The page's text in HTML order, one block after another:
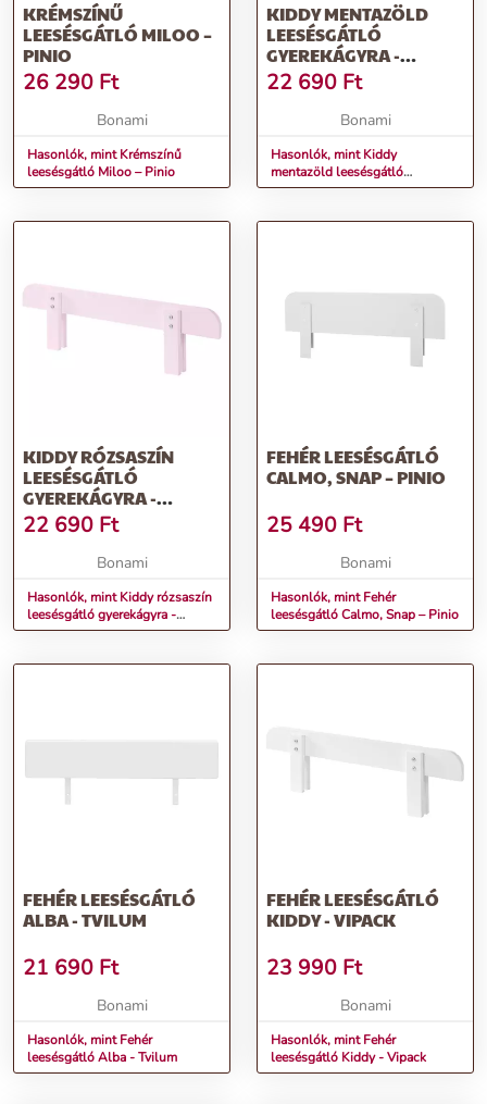
KRÉMSZÍNŰ
LEESÉSGÁTLÓ MILOO –
PINIO
26 290 Ft
Bonami
Hasonlók, mint Krémszínű
leesésgátló Miloo – Pinio
KIDDY MENTAZÖLD
LEESÉSGÁTLÓ
GYEREKÁGYRA -
VIPACK
22 690 Ft
Bonami
Hasonlók, mint Kiddy
mentazöld leesésgátló
gyerekágyra - Vipack
KIDDY RÓZSASZÍN
LEESÉSGÁTLÓ
GYEREKÁGYRA -
VIPACK
22 690 Ft
Bonami
Hasonlók, mint Kiddy rózsaszín
leesésgátló gyerekágyra -
Vipack
FEHÉR LEESÉSGÁTLÓ
CALMO, SNAP – PINIO
25 490 Ft
Bonami
Hasonlók, mint Fehér
leesésgátló Calmo, Snap – Pinio
FEHÉR LEESÉSGÁTLÓ
ALBA - TVILUM
21 690 Ft
Bonami
Hasonlók, mint Fehér
leesésgátló Alba - Tvilum
FEHÉR LEESÉSGÁTLÓ
KIDDY - VIPACK
23 990 Ft
Bonami
Hasonlók, mint Fehér
leesésgátló Kiddy - Vipack